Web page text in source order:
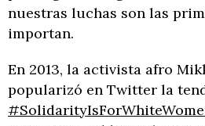
nuestras luchas son las
importan.
En 2013, la activista afro
popularizó en Twitter la